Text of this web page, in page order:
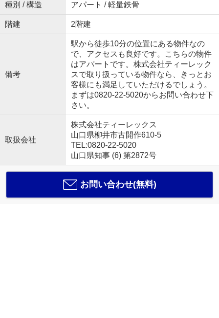
種別 / 構造 アパート / 軽量鉄骨
階建 2階建
備考
駅から徒歩10分の位置にある物件なの
で、アクセスも良好です。こちらの物件
はアパートです。株式会社ティーレック
スで取り扱っている物件なら、きっとお
客様にも満足していただけるでしょう。
まずは0820-22-5020からお問い合わせ下
さい。
取扱会社
株式会社ティーレックス
山口県柳井市古開作610-5
TEL:0820-22-5020
山口県知事 (6) 第2872号
お問い合わせ(無料)